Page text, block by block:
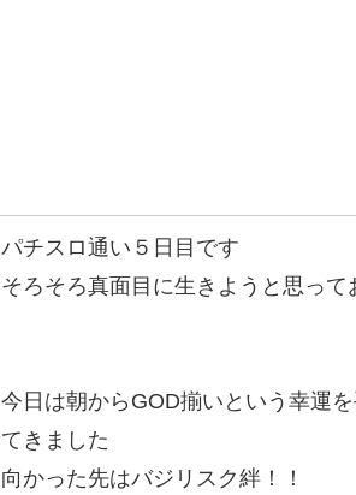
パチスロ通い５日目です
そろそろ真面目に生きようと思って
今日は朝からGOD揃いという幸運
てきました
向かった先はバジリスク絆！！